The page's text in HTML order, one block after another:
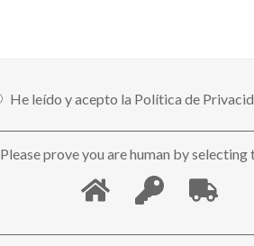
He leído y acepto la Política de
Please prove you are human by selecting